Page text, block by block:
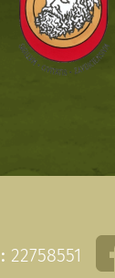
22758551